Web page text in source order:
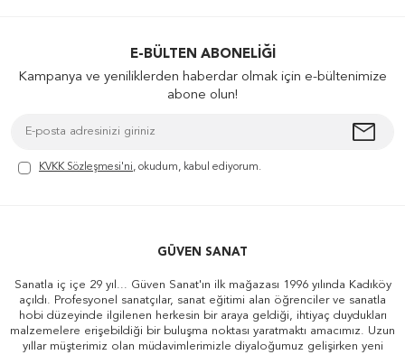
E-BÜLTEN ABONELIĞI
Kampanya ve yeniliklerden haberdar olmak için e-bültenimize
abone olun!
KVKK Sözleşmesi'ni, okudum, kabul ediyorum.
GÜVEN SANAT
Sanatla iç içe 29 yıl... Güven Sanat'ın ilk mağazası 1996 yılında Kadıköy
açıldı. Profesyonel sanatçılar, sanat eğitimi alan öğrenciler ve sanatla
hobi düzeyinde ilgilenen herkesin bir araya geldiği, ihtiyaç duydukları
malzemelere erişebildiği bir buluşma noktası yaratmaktı amacımız. Uzun
yıllar müşterimiz olan müdavimlerimizle diyaloğumuz gelişirken yeni